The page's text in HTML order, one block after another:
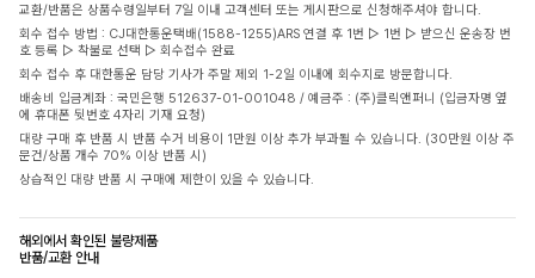
교환/반품은 상품수령일부터 7일 이내 고객센터 또는 게시판으로 신청해주셔야 합니다.
회수 접수 방법 : CJ대한통운택배(1588-1255)ARS 연결 후 1번 ▷ 1번 ▷ 받으신 운송장 번
호 등록 ▷ 착불로 선택 ▷ 회수접수 완료
회수 접수 후 대한통운 담당 기사가 주말 제외 1-2일 이내에 회수지로 방문합니다.
배송비 입금계좌 : 국민은행 512637-01-001048 / 예금주 : (주)클릭앤퍼니 (입금자명 옆
에 휴대폰 뒷번호 4자리 기재 요청)
대량 구매 후 반품 시 반품 수거 비용이 1만원 이상 추가 부과될 수 있습니다. (30만원 이상 주
문건/상품 개수 70% 이상 반품 시)
상습적인 대량 반품 시 구매에 제한이 있을 수 있습니다.
해외에서 확인된 불량제품
반품/교환 안내